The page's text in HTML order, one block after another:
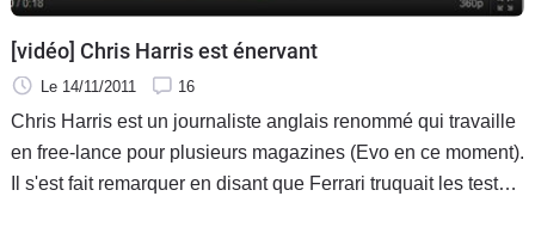
[vidéo] Chris Harris est énervant
Le 14/11/2011 16
Chris Harris est un journaliste anglais renommé qui travaille
en free-lance pour plusieurs magazines (Evo en ce moment).
Il s'est fait remarquer en disant que Ferrari truquait les tests